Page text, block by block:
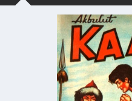
t
a
r
i
h
i